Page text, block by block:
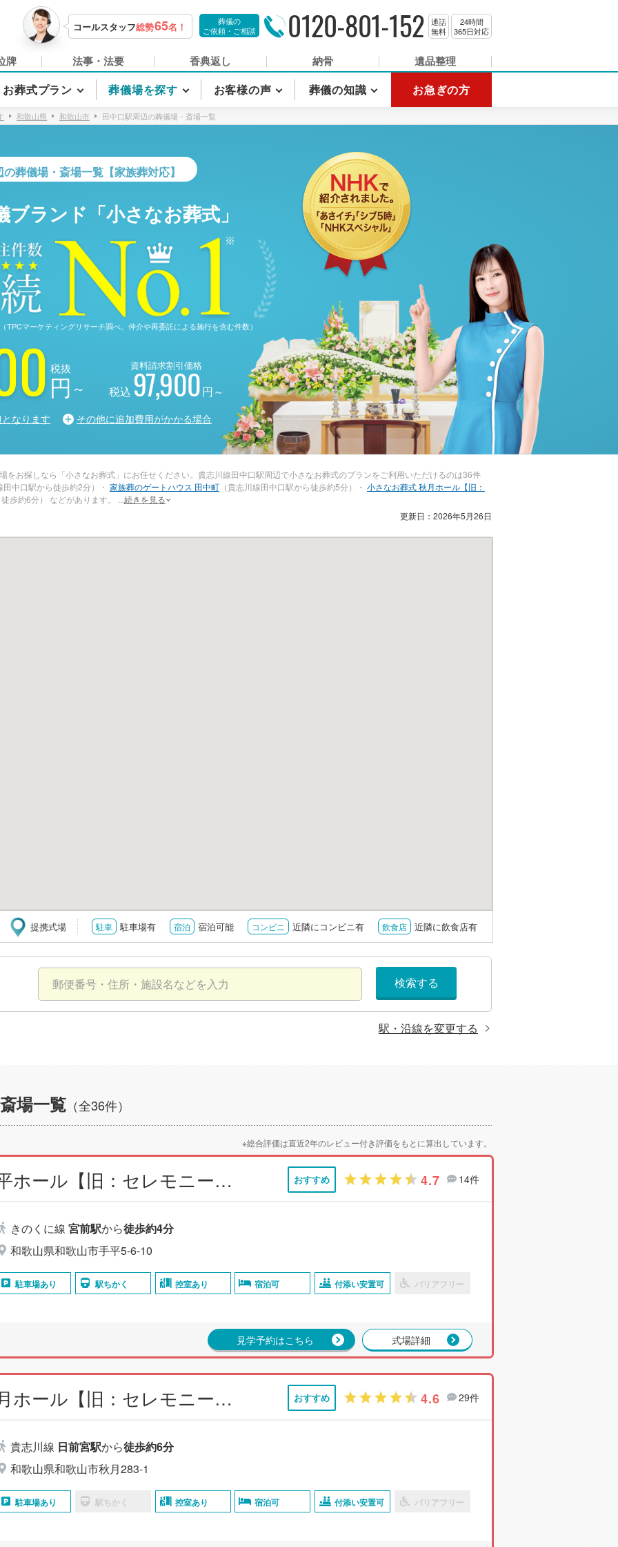
コールスタッフ総勢65名！
葬儀の
ご依頼・ご相談
0120-801-152
通話
無料
24時間
365日対応
牌 法事・法要 香典返し 納骨 遺品整理
お葬式プラン 葬儀場を探す お客様の声 葬儀の知識 お急ぎの方
和歌山県 和歌山市 田中口駅周辺の葬儀場・斎場一覧
の葬儀場・斎場一覧【家族葬対応】
ランド「小さなお葬式」
マーケティングリサーチ調べ。仲介や再委託による施行を含む件数）
円 ～
税抜 資料請求割引価格
税込97,900円～
なります その他に追加費用がかかる場合
をお探しなら「小さなお葬式」にお任せください。貴志川線田中口駅周辺で小さなお葬式のプランをご利用いただけるのは36件
中口駅から徒歩約2分）・ 家族葬のゲートハウス 田中町 （貴志川線田中口駅から徒歩約5分）・ 小さなお葬式 秋月ホール【旧：
歩約6分） などがあります。
続きを見る
更新日：2026年5月26日
提携式場 駐車 駐車場有 宿泊 宿泊可能 コンビニ 近隣にコンビニ有 飲食店 近隣に飲食店有
検索する
駅・沿線を変更する
場一覧 （全36件）
※総合評価は直近2年のレビュー付き評価をもとに算出しています。
小さなお葬式 手平ホール【旧：セレモニーハウス 手平】 おすすめ 4.7 14件
きのくに線 宮前駅から徒歩約4分
和歌山県和歌山市手平5-6-10
駐車場あり 駅ちかく 控室あり 宿泊可 付添い安置可 バリアフリー
見学予約はこちら 式場詳細
小さなお葬式 秋月ホール【旧：セレモニーハウス 秋月】 おすすめ 4.6 29件
貴志川線 日前宮駅から徒歩約6分
和歌山県和歌山市秋月283-1
駐車場あり 駅ちかく 控室あり 宿泊可 付添い安置可 バリアフリー